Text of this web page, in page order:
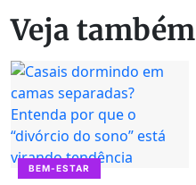
Veja também
BEM-ESTAR